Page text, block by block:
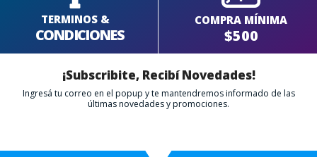
TERMINOS &
CONDICIONES
COMPRA MÍNIMA
$500
¡Subscribite, Recibí Novedades!
Ingresá tu correo en el popup y te mantendremos informado de las
últimas novedades y promociones.